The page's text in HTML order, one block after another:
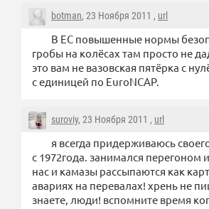
botman, 23 Ноября 2011 , url
В ЕС повышенные нормы
гробы на колёсах там просто не
это вам не вазовская пятёрка с
c единицей по EuroNCAP.
suroviy, 23 Ноября 2011 , url
я всегда придерживаюсь
с 1972года. занимался перегоном
нас и камазы рассыпаются как
авариях на перевалах! хрень не
знаете, люди! вспомните время